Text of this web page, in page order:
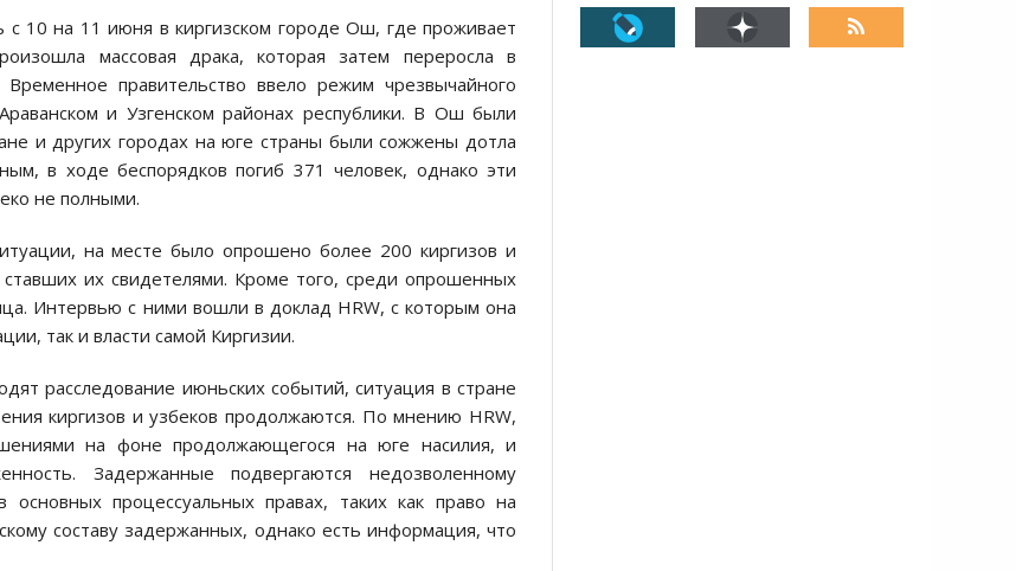
10 на 11 июня в киргизском городе Ош, где проживает
массовая драка, которая затем переросла в
правительство ввело режим чрезвычайного
и Узгенском районах республики. В Ош были
и других городах на юге страны были сожжены дотла
в ходе беспорядков погиб 371 человек, однако эти
не полными.
на месте было опрошено более 200 киргизов и
их свидетелями. Кроме того, среди опрошенных
Интервью с ними вошли в доклад HRW, с которым она
так и власти самой Киргизии.
расследование июньских событий, ситуация в стране
киргизов и узбеков продолжаются. По мнению HRW,
на фоне продолжающегося на юге насилия, и
Задержанные подвергаются недозволенному
процессуальных правах, таких как право на
составу задержанных, однако есть информация, что